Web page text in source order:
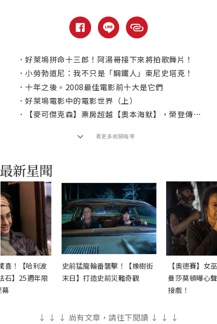
． 好萊塢拼命十三郎！阿湯哥接下來將拍歌舞片！
． 小勞勃道尼：我不只是「鋼鐵人」東尼史塔克！
． 十年之後。2008最佳電影前十大是它們
． 好萊塢電影中的電影世界（上）
．
【麥可傑克森】票房超越【奧本海默】，榮登傳記電影票房之冠！
看更多相關報導
喜！【哈利波
石】25週年限
史前猛龍輪番襲擊！【橡樹街
末日】打造史前災難奇觀
【奧德賽】女
曼莎莫頓曝心
接戲！
↓ ↓ ↓ 尚有文章，請往下閱讀 ↓ ↓ ↓